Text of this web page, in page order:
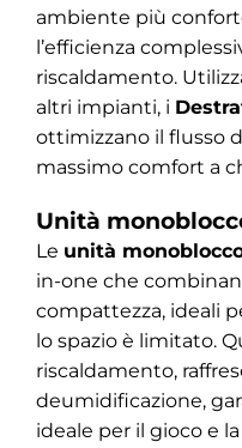
ambiente più
l’efficienza
riscaldamento.
altri impianti, i
ottimizzano il flusso
massimo comfort a
Unità
Le unità
in-one che
compattezza, ideali
lo spazio è limitato.
riscaldamento,
deumidificazione,
ideale per il gioco e